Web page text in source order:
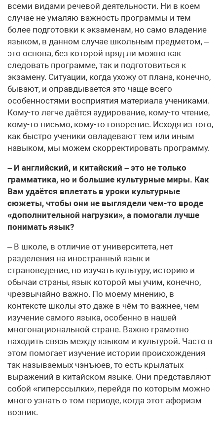
всеми видами речевой деятельности. Ни в коем
случае не умаляю важность программы и тем
более подготовки к экзаменам, но само владение
языком, в данном случае школьным предметом, –
это основа, без которой вряд ли можно как
следовать программе, так и подготовиться к
экзамену. Ситуации, когда ухожу от плана, конечно,
бывают, и оправдывается это чаще всего
особенностями восприятия материала учениками.
Кому-то легче даётся аудирование, кому-то чтение,
кому-то письмо, кому-то говорение. Исходя из того,
как быстро ученики овладевают тем или иным
навыком, мы можем скорректировать программу.
– И английский, и китайский – это не только
грамматика, но и большие культурные миры. Как
Вам удаётся вплетать в уроки культурные
сюжеты, чтобы они не выглядели чем-то вроде
«дополнительной нагрузки», а помогали лучше
понимать язык?
– В школе, в отличие от университета, нет
разделения на иностранный язык и
страноведение, но изучать культуру, историю и
обычаи страны, язык которой мы учим, конечно,
чрезвычайно важно. По моему мнению, в
контексте школы это даже в чём-то важнее, чем
изучение самого языка, особенно в нашей
многонациональной стране. Важно грамотно
находить связь между языком и культурой. Часто в
этом помогает изучение истории происхождения
так называемых чэнъюев, то есть крылатых
выражений в китайском языке. Они представляют
собой «гиперссылки», перейдя по которым можно
много узнать о том периоде, когда этот афоризм
возник.